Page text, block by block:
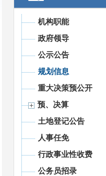
机构职能
政府领导
公示公告
规划信息
重大决策预公开
预、决算
土地登记公告
人事任免
行政事业性收费
公务员招录